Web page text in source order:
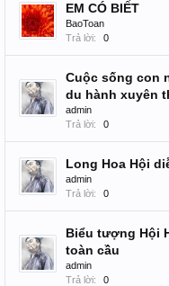
EM CÓ BIẾT
BaoToan
Trả lời:
0
Cuộc sống con
du hành xuyên
admin
Trả lời:
0
Long Hoa Hội
admin
Trả lời:
0
Biểu tượng Hội
toàn cầu
admin
Trả lời:
0